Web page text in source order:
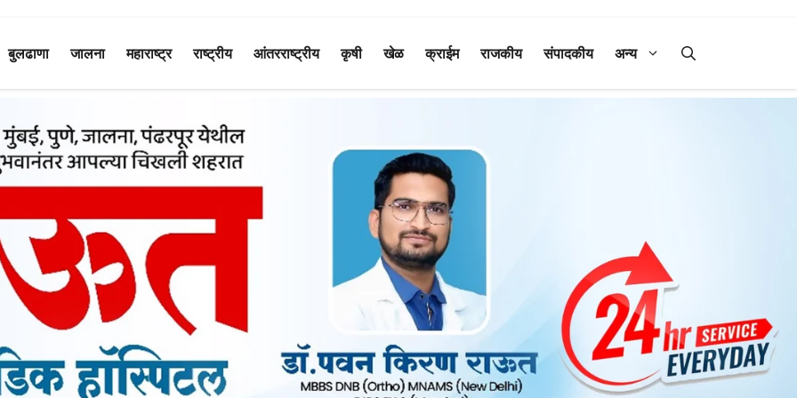
बुलढाणा जालना महाराष्ट्र राष्ट्रीय आंतरराष्ट्रीय कृषी खेळ क्राईम राजकीय संपादकीय अन्य